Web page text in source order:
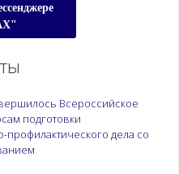
Всероссийское
подготовки
профилактического дела со